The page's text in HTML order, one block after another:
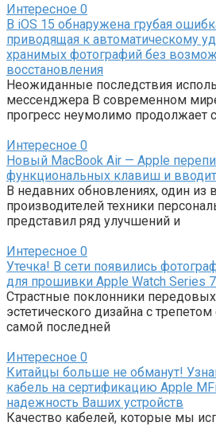
Интересное 0
В iOS 15 обнаружена грубая
приводящая к автоматическому
хранимых фотографий без
восстановления
Неожиданные последствия
мессенджера В современном
прогресс неумолимо продолжает
Интересное 0
Новый MacBook Air — Apple
функциональных клавиш и
В недавних обновлениях, один из
производителей техники
представил ряд улучшений и
Интересное 0
Утечка! В сети появились
для прошивки Apple Watch Series 7
Страстные поклонники передовых
эстетического дизайна с
самой последней
Интересное 0
Китайцы больше не обманут!
кабель на сертификацию Apple
надежность Ваших устройств
Качество кабелей, которые мы